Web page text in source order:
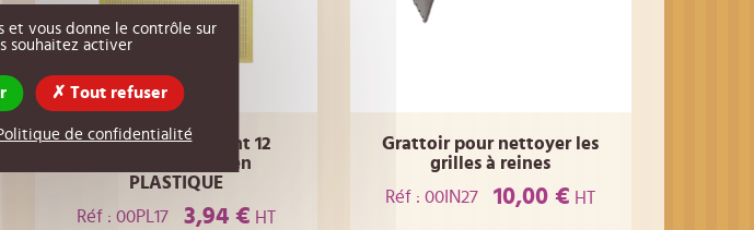
grille à reine dadant 12
cadres 500*500 en
PLASTIQUE
Réf : 00PL17
3,94 € HT
Grattoir pour nettoyer les
grilles à reines
Réf : 00IN27
10,00 € HT
et vous donne le contrôle sur
souhaitez activer
Tout refuser
de confidentialité